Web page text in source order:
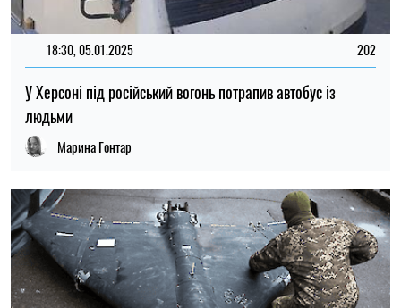
18:30, 05.01.2025 202
У Херсоні під російський вогонь потрапив автобус із
людьми
Марина Гонтар